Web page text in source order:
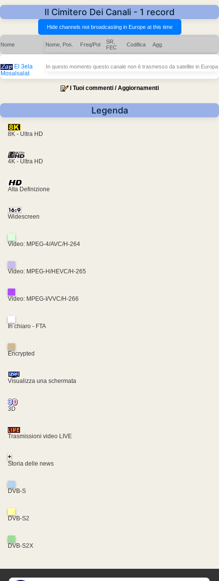
Il Cimitero Dei Canali - 1 record
Nome Nome, Pos. Freq/Pol
SR,
FEC
Codifica Agg.
El 3ela
Mosalsalat
In questo momento questo canale non è trasmesso da satellite in Europa
I Tuoi commenti / Aggiornamenti
Legenda
8K - Ultra HD
4K - Ultra HD
Alta Definizione
Widescreen
Video: MPEG-4/AVC/H-264
Video: MPEG-H/HEVC/H-265
Video: MPEG-I/VVC/H-266
In chiaro - FTA
Encrypted
Visualizza una schermata
3D
Trasmissioni video LIVE
+
Storia delle news
DVB-S
DVB-S2
DVB-S2X